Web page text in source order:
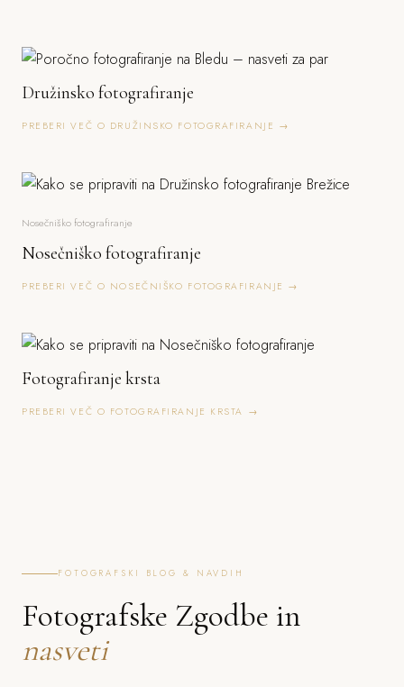
Družinsko fotografiranje
PREBERI VEČ O DRUŽINSKO FOTOGRAFIRANJE →
Nosečniško fotografiranje
Nosečniško fotografiranje
PREBERI VEČ O NOSEČNIŠKO FOTOGRAFIRANJE →
Fotografiranje krsta
PREBERI VEČ O FOTOGRAFIRANJE KRSTA →
FOTOGRAFSKI BLOG & NAVDIH
Fotografske Zgodbe in
nasveti